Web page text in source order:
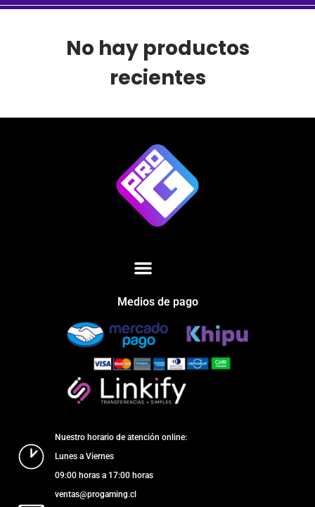
No hay productos
recientes
Medios de pago
Nuestro horario de atención online:
Lunes a Viernes
09:00 horas a 17:00 horas
ventas@progaming.cl